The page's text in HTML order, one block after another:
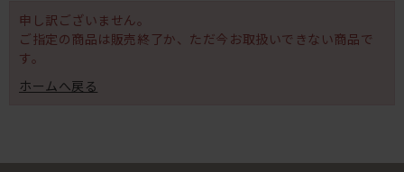
申し訳ございません。
ご指定の商品は販売終了か、ただ今お取扱いできない商品で
す。
ホームへ戻る